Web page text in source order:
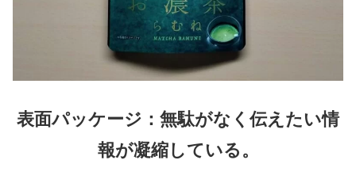
表面パッケージ：無駄がなく伝えたい情
報が凝縮している。